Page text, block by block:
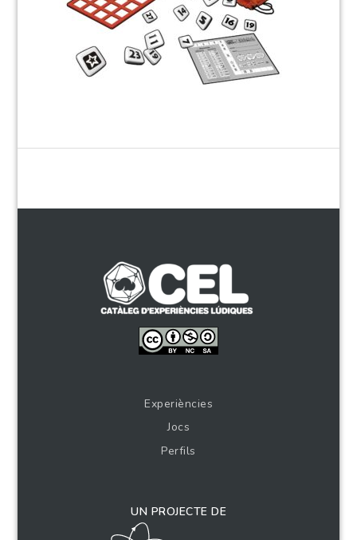
Experiències
Jocs
Perfils
UN PROJECTE DE